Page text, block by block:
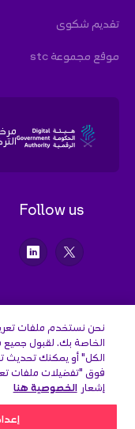
Follow us
نحن نستخدم ملفات
الخاصة بك. لقبول جميع
الكل" أو يمكنك تحديث
فوق "تفضيلات ملفات
إشعار الخصوصية هنا